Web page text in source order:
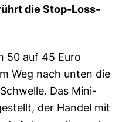
die Stop-Loss-
50 auf 45 Euro
Weg nach unten die
Das Mini-
der Handel mit